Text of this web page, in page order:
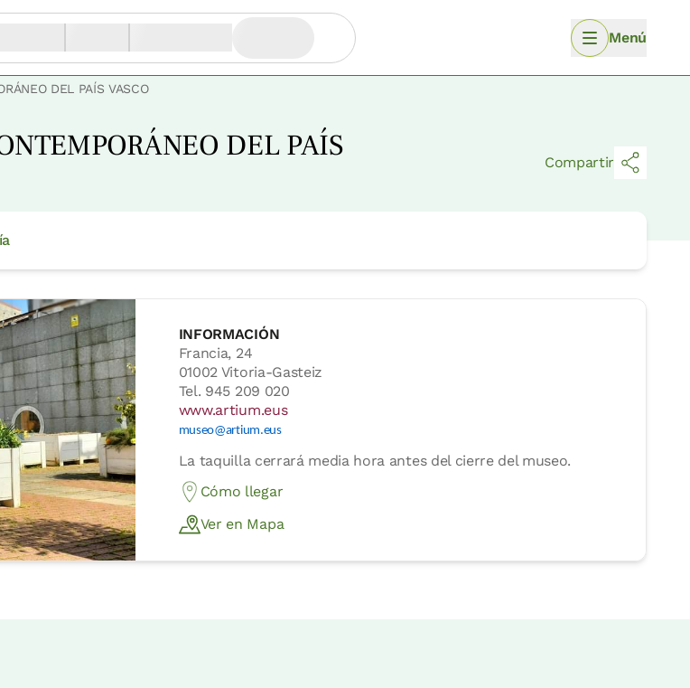
Menú
DEL PAÍS VASCO
DEL PAÍS
Compartir
INFORMACIÓN
Francia, 24
01002 Vitoria-Gasteiz
Tel. 945 209 020
www.artium.eus
museo@artium.eus
La taquilla cerrará media hora antes del cierre del museo.
Cómo llegar
Ver en Mapa